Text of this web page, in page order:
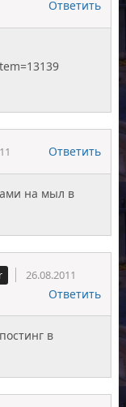
Ответить
Ответить
на мыл в
26.08.2011
Ответить
в